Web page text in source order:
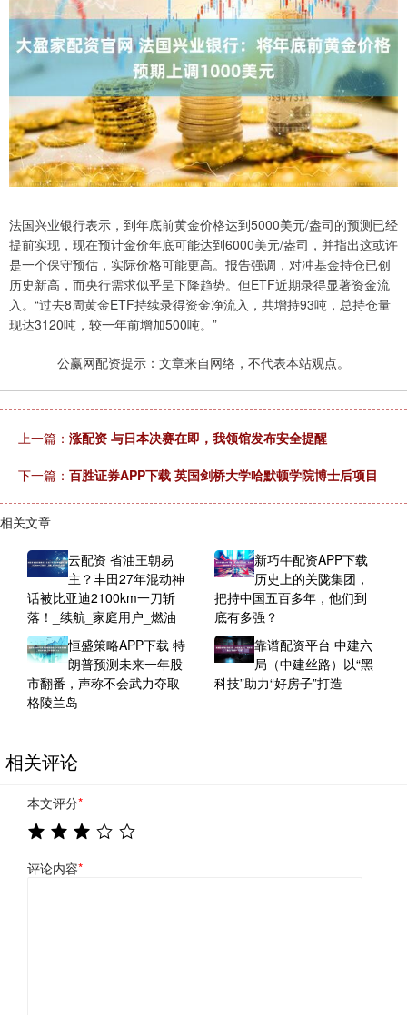
法国兴业银行表示，到年底前黄金价格达到5000美元/盎司的预测已经
提前实现，现在预计金价年底可能达到6000美元/盎司，并指出这或许
是一个保守预估，实际价格可能更高。报告强调，对冲基金持仓已创
历史新高，而央行需求似乎呈下降趋势。但ETF近期录得显著资金流
入。“过去8周黄金ETF持续录得资金净流入，共增持93吨，总持仓量
现达3120吨，较一年前增加500吨。”
公赢网配资提示：文章来自网络，不代表本站观点。
上一篇： 涨配资 与日本决赛在即，我领馆发布安全提醒
下一篇： 百胜证券APP下载 英国剑桥大学哈默顿学院博士后项目
相关文章
云配资 省油王朝易
主？丰田27年混动神
话被比亚迪2100km一刀斩
落！_续航_家庭用户_燃油
新巧牛配资APP下载
历史上的关陇集团，
把持中国五百多年，他们到
底有多强？
恒盛策略APP下载 特
朗普预测未来一年股
市翻番，声称不会武力夺取
格陵兰岛
靠谱配资平台 中建六
局（中建丝路）以“黑
科技”助力“好房子”打造
相关评论
本文评分*
评论内容*